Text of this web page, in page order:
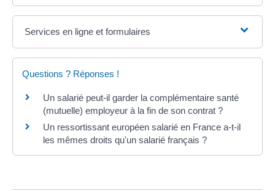
Services en ligne et formulaires
Questions ? Réponses !
Un salarié peut-il garder la complémentaire santé
(mutuelle) employeur à la fin de son contrat ?
Un ressortissant européen salarié en France a-t-il
les mêmes droits qu'un salarié français ?